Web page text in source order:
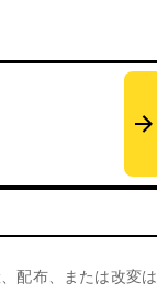
配布、または改変は